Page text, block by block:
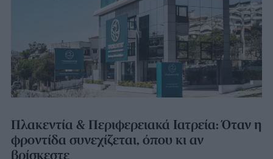
Πλακεντία & Περιφερειακά Ιατρεία: Όταν η
φροντίδα συνεχίζεται, όπου κι αν
βρίσκεστε